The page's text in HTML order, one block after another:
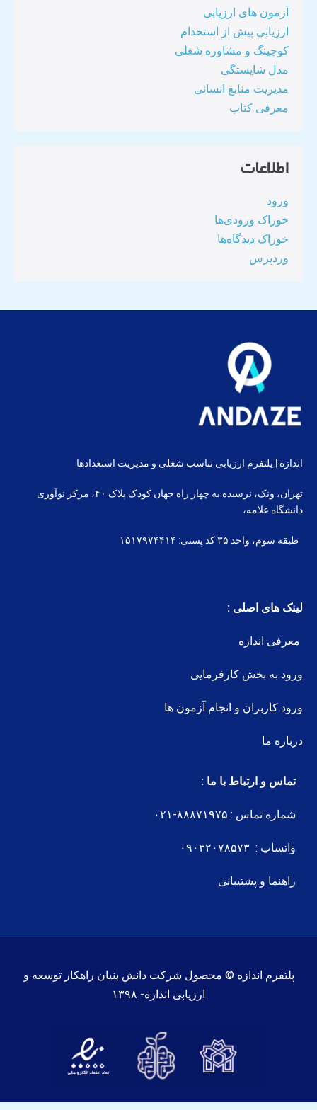
آزمون های ارزیابی
ارزیابی پیش از استخدام
کوچینگ و مشاوره شغلی
مدل شایستگی
مدیریت منابع انسانی
معرفی کتاب
اطلاعات
ورود
خوراک ورودی‌ها
خوراک دیدگاه‌ها
وردپرس
اندازه | پلتفرم ارزیابی تناسب شغلی و مدیریت استعدادها
تهران، ونک، نرسیده به چهار راه جهان کودک پلاک ۴۰، مرکز نوآوری
دانشگاه علامه،
طبقه سوم، واحد ۳۵ کد پستی: ۱۵۱۷۹۷۴۴۱۴
لینک های اصلی :
معرفی اندازه
ورود به بخش کارفرمایی
ورود کاربران و انجام آزمون ها
درباره ما
تماس و ارتباط با ما :
شماره تماس : ۸۸۸۷۱۹۷۵-۰۲۱
واتساپ : ۰۹۰۳۲۰۷۸۵۷۳
راهنما و پشتیبانی
پلتفرم اندازه © محصول شرکت دانش بنیان راهکار توسعه و
ارزیابی اندازه- ۱۳۹۸